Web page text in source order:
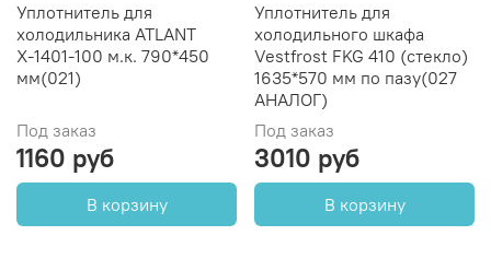
Уплотнитель для
холодильника ATLANT
Х-1401-100 м.к. 790*450
мм(021)
Под заказ
1160 руб
В корзину
Уплотнитель для
холодильного шкафа
Vestfrost FKG 410 (стекло)
1635*570 мм по пазу(027
АНАЛОГ)
Под заказ
3010 руб
В корзину